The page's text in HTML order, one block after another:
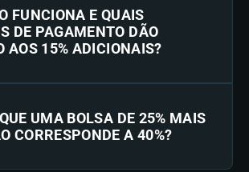
FUNCIONA E QUAIS
DE PAGAMENTO DÃO
AOS 15% ADICIONAIS?
UMA BOLSA DE 25% MAIS
CORRESPONDE A 40%?